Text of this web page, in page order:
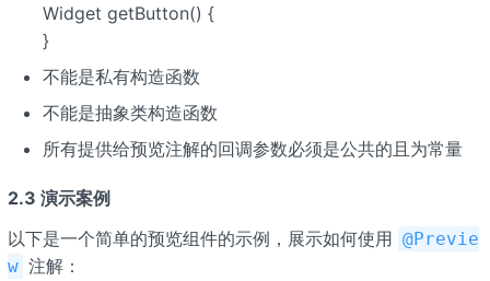
Widget getButton() {
}
不能是私有构造函数
不能是抽象类构造函数
所有提供给预览注解的回调参数必须是公共的且为常量
2.3 演示案例
以下是一个简单的预览组件的示例，展示如何使用 @Previe
w 注解：